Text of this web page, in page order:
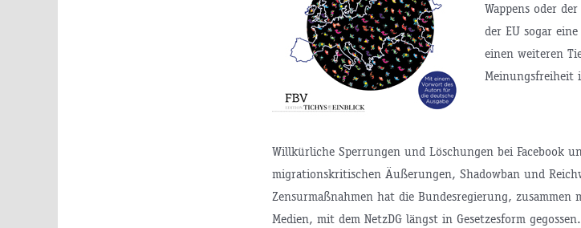
Wappens oder
der EU sogar
einen weiteren
Meinungsfreiheit
Willkürliche Sperrungen und Löschungen bei Facebook
migrationskritischen Äußerungen, Shadowban und
Zensurmaßnahmen hat die Bundesregierung,
Medien, mit dem NetzDG längst in Gesetzesform